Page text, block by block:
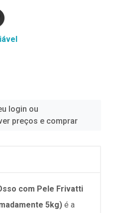
login ou
preços e comprar
com Pele Frivatti
5kg) é a